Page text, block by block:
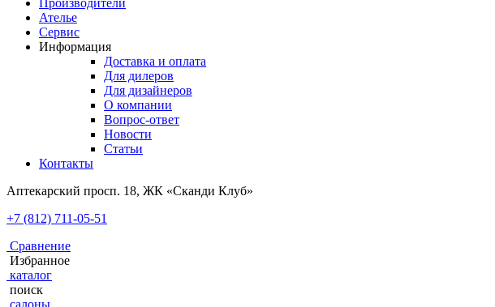
Производители
Ателье
Сервис
Информация
Доставка и оплата
Для дилеров
Для дизайнеров
О компании
Вопрос-ответ
Новости
Статьи
Контакты
Аптекарский просп. 18, ЖК «Сканди Клуб»
+7 (812) 711-05-51
Сравнение
Избранное
каталог
поиск
салоны